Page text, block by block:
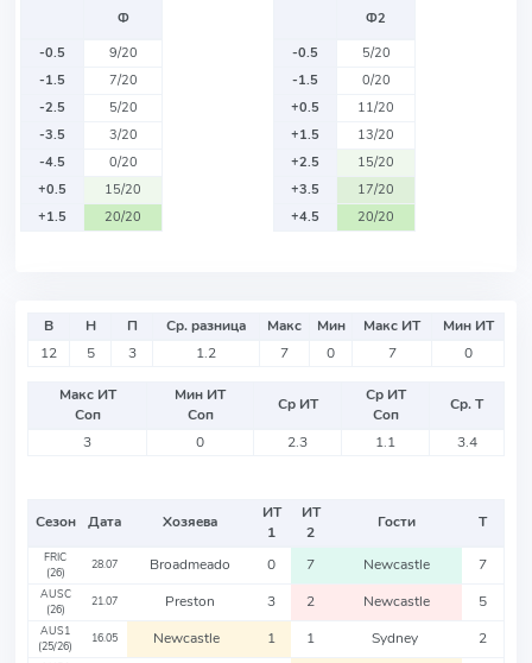
Ф
-0.5
9/20
-1.5
7/20
-2.5
5/20
-3.5
3/20
-4.5
0/20
+0.5
15/20
+1.5
20/20
Ф2
-0.5
5/20
-1.5
0/20
+0.5
11/20
+1.5
13/20
+2.5
15/20
+3.5
17/20
+4.5
20/20
В Н П Ср. разница Макс Мин Макс ИТ
Мин ИТ
12
5 3 1.2 7 0 7 0
Макс ИТ
Соп
Мин ИТ
Соп
Ср ИТ
Ср ИТ
Соп
Ср. Т
3
0 2.3 1.1 3.4
Сезон Дата Хозяева
ИТ
1
ИТ
2
Гости Т
FRIC
(26)
28.07 Broadmeado 0 7 Newcastle 7
AUSC
(26)
21.07 Preston 3 2 Newcastle 5
AUS1
(25/26)
16.05 Newcastle 1 1 Sydney 2